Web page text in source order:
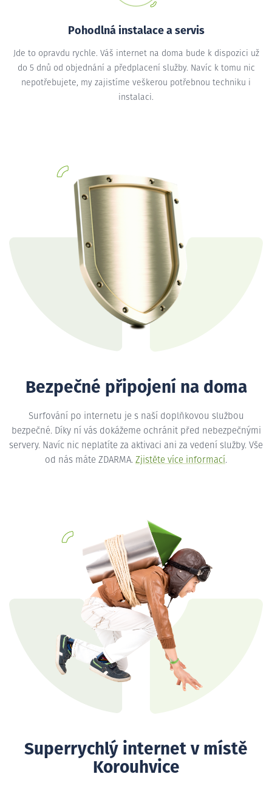
Pohodlná instalace a servis
Jde to opravdu rychle. Váš internet na doma bude k dispozici už
do 5 dnů od objednání a předplacení služby. Navíc k tomu nic
nepotřebujete, my zajistíme veškerou potřebnou techniku i
instalaci.
Bezpečné připojení na doma
Surfování po internetu je s naší doplňkovou službou
bezpečné. Díky ní vás dokážeme ochránit před nebezpečnými
servery. Navíc nic neplatíte za aktivaci ani za vedení služby. Vše
od nás máte ZDARMA. Zjistěte více informací.
Superrychlý internet v místě
Korouhvice